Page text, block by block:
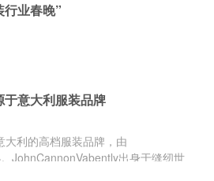
业春晚”
意大利服装品牌
利的高档服装品牌，由
JohnCannonVabently出身于缝纫世